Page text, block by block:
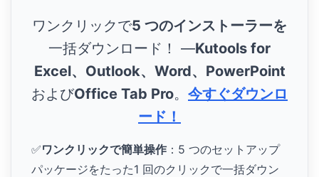
ワンクリックで5 つのインストーラーを
一括ダウンロード！ ―Kutools for
Excel、Outlook、Word、PowerPoint
およびOffice Tab Pro。 今すぐダウンロ
ード！
✅ワンクリックで簡単操作 ：5 つのセットアップ
パッケージをたった1 回のクリックで一括ダウン